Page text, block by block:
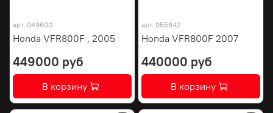
арт. 049600
Honda VFR800F , 2005
449000 руб
В корзину
арт. 055642
Honda VFR800F 2007
440000 руб
В корзину